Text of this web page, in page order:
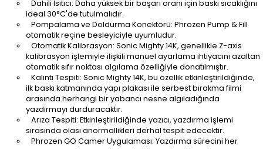
Dahili Isıtıcı: Daha yüksek bir başarı oranı için baskı sıcaklığını
ideal 30°C'de tutulmalıdır.
Pompalama ve Doldurma Konektörü: Phrozen Pump & Fill
otomatik reçine besleyiciyle uyumludur.
Otomatik Kalibrasyon: Sonic Mighty 14K, genellikle Z-axis
kalibrasyon işlemiyle ilişkili manuel ayarlama ihtiyacını azaltan
otomatik sıfır noktası algılama özelliğiyle donatılmıştır.
Kalıntı Tespiti: Sonic Mighty 14K, bu özellik etkinleştirildiğinde,
ilk baskı katmanında yapı plakası ile serbest bırakma filmi
arasında herhangi bir yabancı nesne algıladığında
yazdırmayı durduracaktır.
Arıza Tespiti: Etkinleştirildiğinde yazıcı, yazdırma işlemi
sırasında olası anormallikleri derhal tespit edecektir.
Phrozen GO Camer Uygulaması: Yazdırma sürecini her